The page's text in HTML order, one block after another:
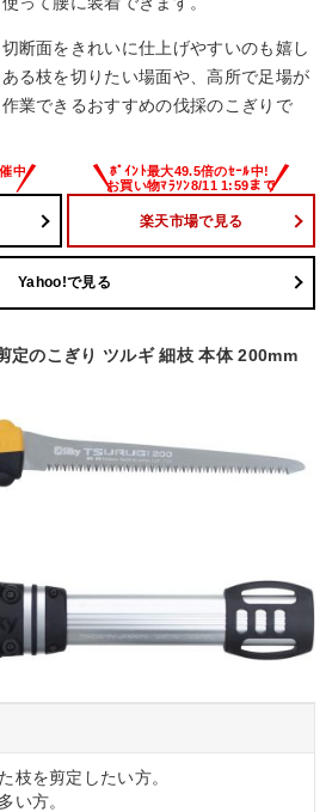
断面をきれいに仕上げやすいのも嬉し
る枝を切りたい場面や、高所で足場が
業できるおすすめの伐採のこぎりで
楽天市場で見る
Yahoo!で見る
定のこぎり ツルギ 細枝 本体 200mm
枝を剪定したい方。
い方。